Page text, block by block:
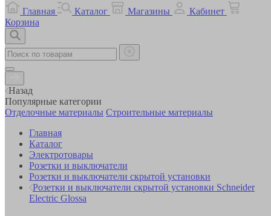
Главная
Каталог Магазины
Кабинет
Корзина
Назад
Популярные категории
Отделочные материалы Строительные материалы
Главная
Каталог
Электротовары
Розетки и выключатели
Розетки и выключатели скрытой установки
Розетки и выключатели скрытой установки Schneider
Electric Glossa